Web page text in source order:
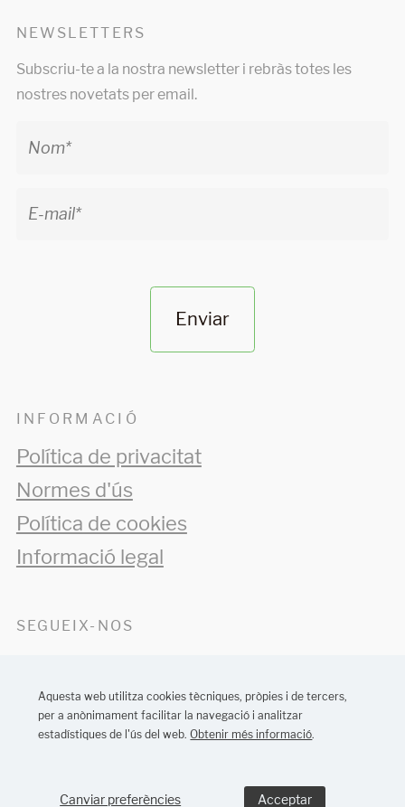
Aquesta web utilitza cookies tècniques, pròpies i de tercers,
per a anònimament facilitar la navegació i analitzar
estadístiques de l'ús del web.Obtenir més informació.
Canviar preferències
NEWSLETTERS
Subscriu-te a la nostra newsletter i rebràs totes les
nostres novetats per email.
Enviar
INFORMACIÓ
Política de privacitat
Normes d'ús
Política de cookies
Informació legal
SEGUEIX-NOS
Disseny web Barcelona: MONTAWEB